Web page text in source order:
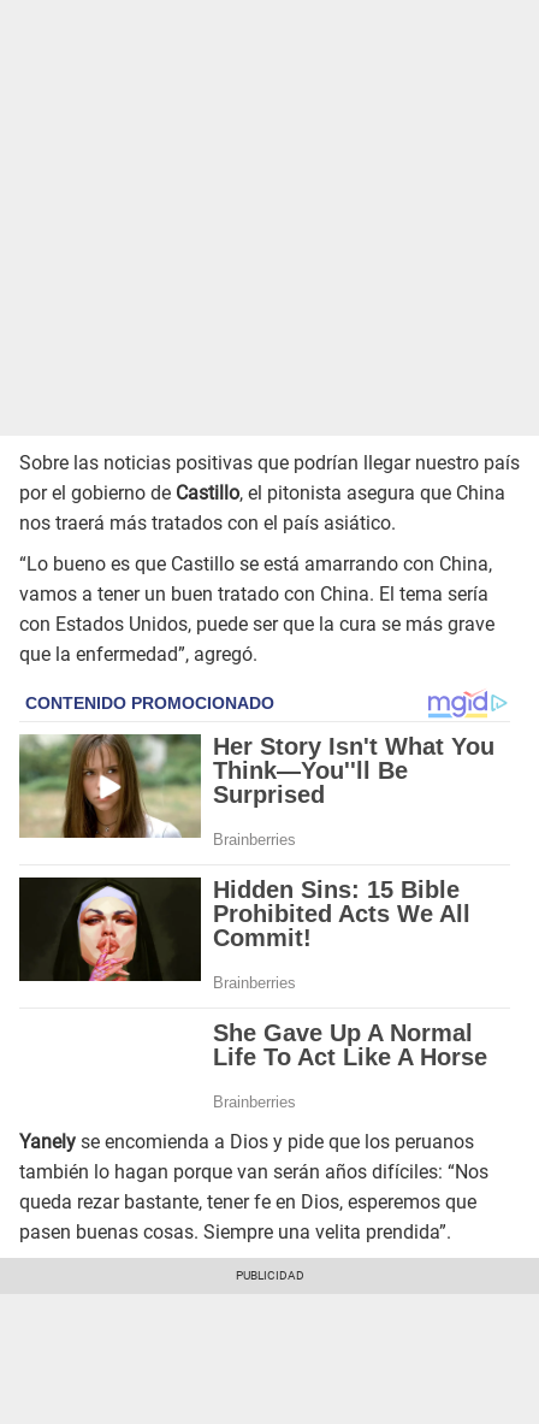
Sobre las noticias positivas que podrían llegar nuestro país
por el gobierno de Castillo, el pitonista asegura que China
nos traerá más tratados con el país asiático.
“Lo bueno es que Castillo se está amarrando con China,
vamos a tener un buen tratado con China. El tema sería
con Estados Unidos, puede ser que la cura se más grave
que la enfermedad”, agregó.
Yanely se encomienda a Dios y pide que los peruanos
también lo hagan porque van serán años difíciles: “Nos
queda rezar bastante, tener fe en Dios, esperemos que
pasen buenas cosas. Siempre una velita prendida”.